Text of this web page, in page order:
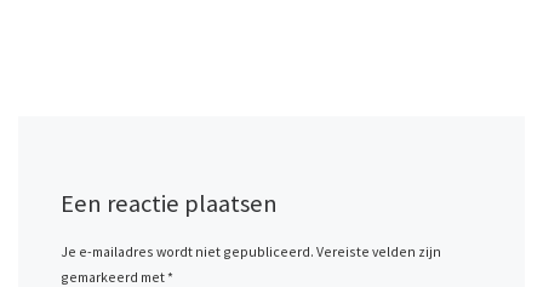
Een reactie plaatsen
Je e-mailadres wordt niet gepubliceerd. Vereiste velden zijn
gemarkeerd met*